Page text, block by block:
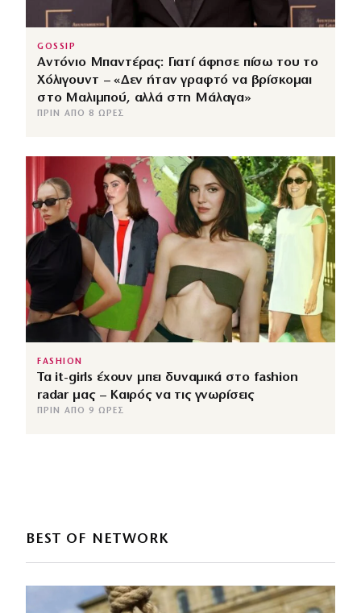
GOSSIP
Αντόνιο Μπαντέρας: Γιατί άφησε πίσω του το
Χόλιγουντ – «Δεν ήταν γραφτό να βρίσκομαι
στο Μαλιμπού, αλλά στη Μάλαγα»
ΠΡΙΝ ΑΠΌ 8 ΏΡΕΣ
FASHION
Τα it-girls έχουν μπει δυναμικά στο fashion
radar μας – Καιρός να τις γνωρίσεις
ΠΡΙΝ ΑΠΌ 9 ΏΡΕΣ
BEST OF NETWORK